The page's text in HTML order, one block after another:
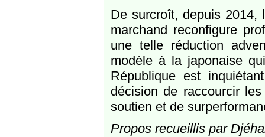
De surcroît, depuis 2014,
marchand reconfigure
une telle réduction
modèle à la japonaise
République est
décision de raccourcir
soutien et de
Propos recueillis par